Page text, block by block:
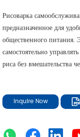
Рисоварка
предназначенное для
общественного питания.
самостоятельно
риса без вмешательства
Inquire Now